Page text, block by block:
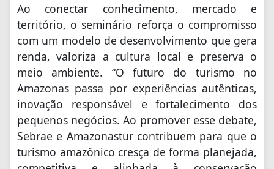
Ao conectar conhecimento, mercado e
território, o seminário reforça o compromisso
com um modelo de desenvolvimento que gera
renda, valoriza a cultura local e preserva o
meio ambiente. “O futuro do turismo no
Amazonas passa por experiências autênticas,
inovação responsável e fortalecimento dos
pequenos negócios. Ao promover esse debate,
Sebrae e Amazonastur contribuem para que o
turismo amazônico cresça de forma planejada,